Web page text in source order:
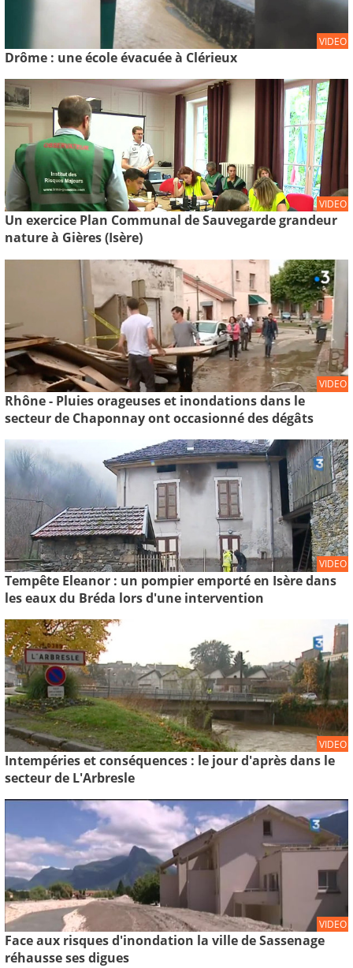
VIDEO
Drôme : une école évacuée à Clérieux
VIDEO
Un exercice Plan Communal de Sauvegarde grandeur
nature à Gières (Isère)
VIDEO
Rhône - Pluies orageuses et inondations dans le
secteur de Chaponnay ont occasionné des dégâts
VIDEO
Tempête Eleanor : un pompier emporté en Isère dans
les eaux du Bréda lors d'une intervention
VIDEO
Intempéries et conséquences : le jour d'après dans le
secteur de L'Arbresle
VIDEO
Face aux risques d'inondation la ville de Sassenage
réhausse ses digues